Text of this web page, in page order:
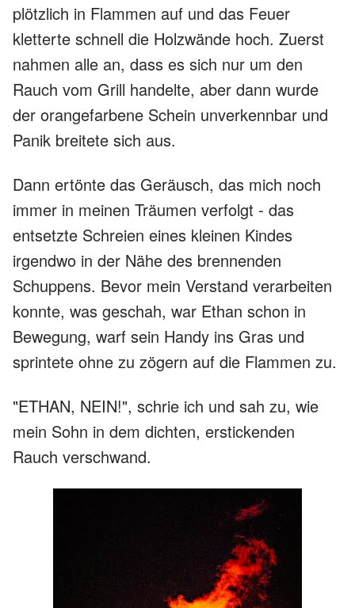
plötzlich in Flammen auf und das Feuer
kletterte schnell die Holzwände hoch. Zuerst
nahmen alle an, dass es sich nur um den
Rauch vom Grill handelte, aber dann wurde
der orangefarbene Schein unverkennbar und
Panik breitete sich aus.
Dann ertönte das Geräusch, das mich noch
immer in meinen Träumen verfolgt - das
entsetzte Schreien eines kleinen Kindes
irgendwo in der Nähe des brennenden
Schuppens. Bevor mein Verstand verarbeiten
konnte, was geschah, war Ethan schon in
Bewegung, warf sein Handy ins Gras und
sprintete ohne zu zögern auf die Flammen zu.
"ETHAN, NEIN!", schrie ich und sah zu, wie
mein Sohn in dem dichten, erstickenden
Rauch verschwand.